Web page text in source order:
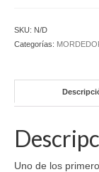
SKU: N/D
Categorías:
Uno de los